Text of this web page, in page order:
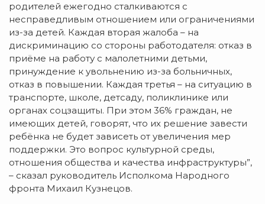
родителей ежегодно сталкиваются с
несправедливым отношением или ограничениями
из-за детей. Каждая вторая жалоба – на
дискриминацию со стороны работодателя: отказ в
приёме на работу с малолетними детьми,
принуждение к увольнению из-за больничных,
отказ в повышении. Каждая третья – на ситуацию в
транспорте, школе, детсаду, поликлинике или
органах соцзащиты. При этом 36% граждан, не
имеющих детей, говорят, что их решение завести
ребёнка не будет зависеть от увеличения мер
поддержки. Это вопрос культурной среды,
отношения общества и качества инфраструктуры”,
– сказал руководитель Исполкома Народного
фронта Михаил Кузнецов.